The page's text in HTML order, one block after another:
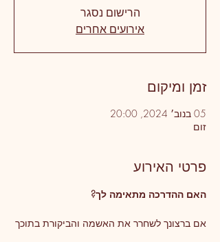
הרישום נסגר
אירועים אחרים
זמן ומיקום
05 בנוב׳ 2024, 20:00
זום
פרטי האירוע
האם ההדרכה מתאימה לך?
אם ברצונך לשחרר את האשמה והביקורת בתוכך